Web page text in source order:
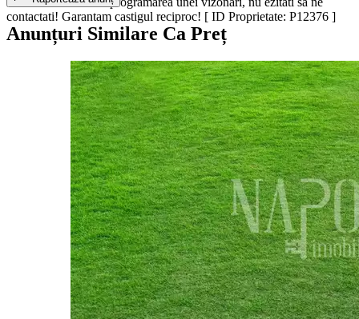
contactati! Garantam castigul reciproc! [ ID Proprietate: P12376 ]
Anunțuri Similare Ca Preț